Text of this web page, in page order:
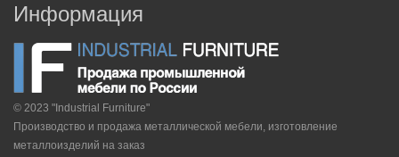
Информация
© 2023 "Industrial Furniture"
Производство и продажа металлической мебели, изготовление
металлоизделий на заказ